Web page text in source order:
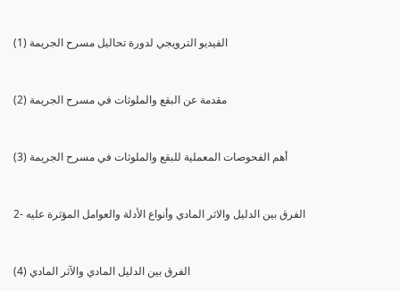
(1) الفيديو الترويجي لدورة تحاليل مسرح الجريمة
(2) مقدمة عن البقع والملوثات في مسرح الجريمة
(3) أهم الفحوصات المعملية للبقع والملوثات في مسرح الجريمة
2- الفرق بين الدليل والاثر المادي وأنواع الأدلة والعوامل المؤثرة عليه
(4) الفرق بين الدليل المادي والآثر المادي